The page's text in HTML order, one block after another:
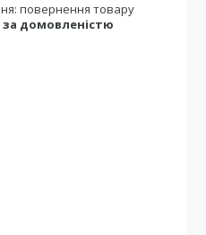
повернення товару
за домовленістю